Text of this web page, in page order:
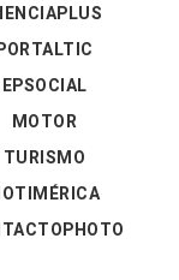
EPSOCIAL
MOTOR
TURISMO